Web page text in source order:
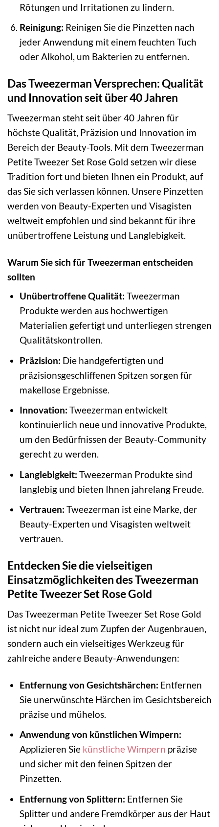
Rötungen und Irritationen zu lindern.
Reinigung: Reinigen Sie die Pinzetten nach
jeder Anwendung mit einem feuchten Tuch
oder Alkohol, um Bakterien zu entfernen.
Das Tweezerman Versprechen: Qualität
und Innovation seit über 40 Jahren
Tweezerman steht seit über 40 Jahren für
höchste Qualität, Präzision und Innovation im
Bereich der Beauty-Tools. Mit dem Tweezerman
Petite Tweezer Set Rose Gold setzen wir diese
Tradition fort und bieten Ihnen ein Produkt, auf
das Sie sich verlassen können. Unsere Pinzetten
werden von Beauty-Experten und Visagisten
weltweit empfohlen und sind bekannt für ihre
unübertroffene Leistung und Langlebigkeit.
Warum Sie sich für Tweezerman entscheiden
sollten
Unübertroffene Qualität: Tweezerman
Produkte werden aus hochwertigen
Materialien gefertigt und unterliegen strengen
Qualitätskontrollen.
Präzision: Die handgefertigten und
präzisionsgeschliffenen Spitzen sorgen für
makellose Ergebnisse.
Innovation: Tweezerman entwickelt
kontinuierlich neue und innovative Produkte,
um den Bedürfnissen der Beauty-Community
gerecht zu werden.
Langlebigkeit: Tweezerman Produkte sind
langlebig und bieten Ihnen jahrelang Freude.
Vertrauen: Tweezerman ist eine Marke, der
Beauty-Experten und Visagisten weltweit
vertrauen.
Entdecken Sie die vielseitigen
Einsatzmöglichkeiten des Tweezerman
Petite Tweezer Set Rose Gold
Das Tweezerman Petite Tweezer Set Rose Gold
ist nicht nur ideal zum Zupfen der Augenbrauen,
sondern auch ein vielseitiges Werkzeug für
zahlreiche andere Beauty-Anwendungen:
Entfernung von Gesichtshärchen: Entfernen
Sie unerwünschte Härchen im Gesichtsbereich
präzise und mühelos.
Anwendung von künstlichen Wimpern:
Applizieren Sie künstliche Wimpern präzise
und sicher mit den feinen Spitzen der
Pinzetten.
Entfernung von Splittern: Entfernen Sie
Splitter und andere Fremdkörper aus der Haut